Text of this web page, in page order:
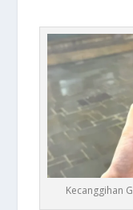
Kecanggihan